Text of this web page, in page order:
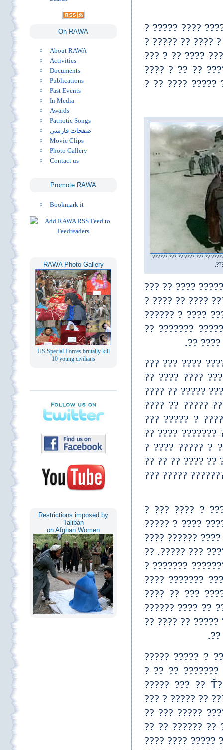
On RAWA
About RAWA
Activities
Documents
Publications
Past Events
In Media
Awards
Patriotic Songs
صفحات فارسی
Movie Clips
Photo Gallery
Contact us
Promote RAWA
Bookmark it
RAWA Photo Gallery
US Special Forces brutally kill
10 young civilians
Restrictions imposed by
Taliban
on Afghan Women
?? ??? ? ????
???? ?? ????? ?
???? ? ?????
???? ?? ??????
?????? ?? ????
? ?????? ?? ??? ?? ??? ?????
?? ?????? ??? ?
??? ????? ? ????
??? ??? ????
?? ???? ??????
????? ?
?? ?? ??? ????
?? ???? ?? ????
???? ????? ?? ?
???? ?? ??????
????? ??????
???? ?? ??? ??
??? ??? ?? ???
????????? ?? ?
??? ?? ??????
??? ?????? ??
???????????
???????? ? ??
?? ?????? ?? ?
?? ???? ?? ?
???? ??????
????? ????
????? ?????
?? ????? ?? ??
?????? ??
?????? ???? ?
????? ?? ???????? ?? ??? ?? Ť? ?????? ????? ? ????ť ?? ??? ?????
??????? ???
????? ? ????
???? ?????
???? ????